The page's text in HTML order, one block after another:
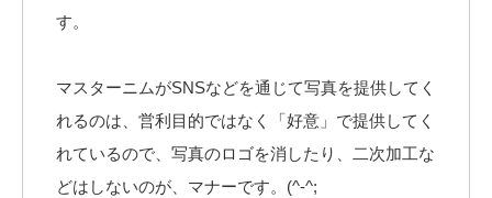
す。
マスターニムがSNSなどを通じて写真を提供してく
れるのは、営利目的ではなく「好意」で提供してく
れているので、写真のロゴを消したり、二次加工な
どはしないのが、マナーです。(^-^;